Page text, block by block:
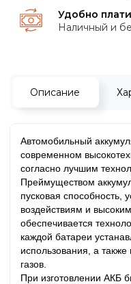
Удобно
Наличный и
Описание
Автомобильный
современном
согласно лучшим
Преймуществом
пусковая способность,
воздействиям и
обеспечивается
каждой батареи
использования, а
газов.
При изготовлении АКБ